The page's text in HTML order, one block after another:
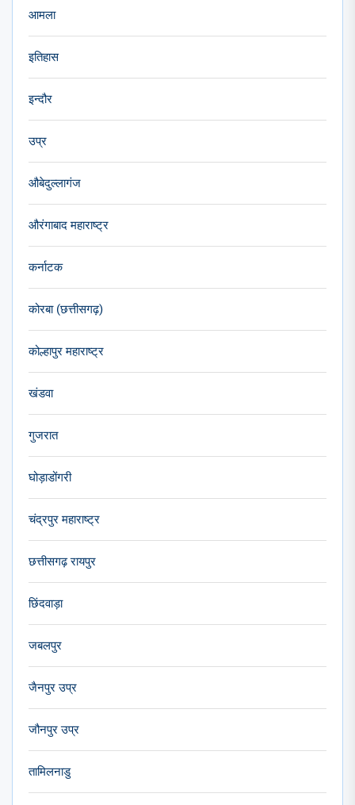
आमला
इतिहास
इन्दौर
उप्र
औबेदुल्लागंज
औरंगाबाद महाराष्ट्र
कर्नाटक
कोरबा (छत्तीसगढ़)
कोल्हापुर महाराष्ट्र
खंडवा
गुजरात
घोड़ाडोंगरी
चंद्रपुर महाराष्ट्र
छत्तीसगढ़ रायपुर
छिंदवाड़ा
जबलपुर
जैनपुर उप्र
जौनपुर उप्र
तामिलनाडु